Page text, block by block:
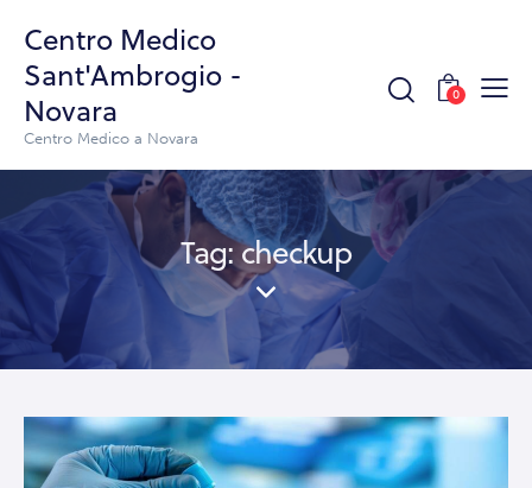
Centro Medico
Sant'Ambrogio -
Novara
Centro Medico a Novara
0
Tag: checkup